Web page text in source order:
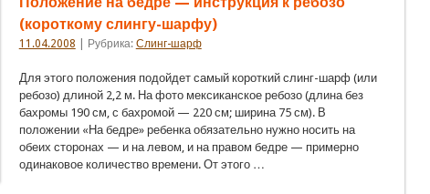
(короткому слингу-шарфу)
11.04.2008 | Рубрика: Слинг-шарф
Для этого положения подойдет самый короткий слинг-шарф (или
ребозо) длиной 2,2 м. На фото мексиканское ребозо (длина без
бахромы 190 см, с бахромой — 220 см; ширина 75 см). В
положении «На бедре» ребенка обязательно нужно носить на
обеих сторонах — и на левом, и на правом бедре — примерно
одинаковое количество времени. От этого …